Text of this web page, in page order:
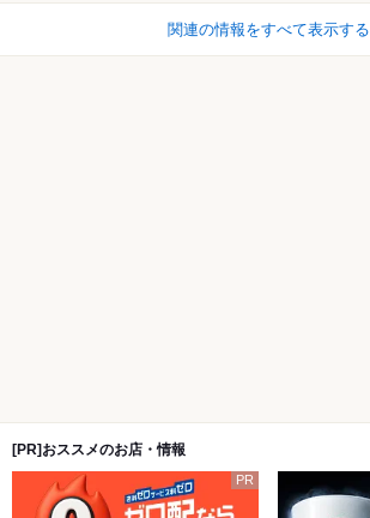
関連の情報をすべて表示する
[PR]おススメのお店・情報
PR